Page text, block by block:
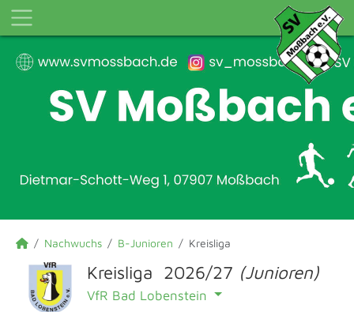
Nachwuchs B-Junioren Kreisliga
Kreisliga 2026/27 (Junioren)
VfR Bad Lobenstein